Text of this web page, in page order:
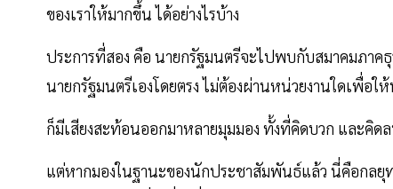
ของเราให้มากขึ้น ได้อย่างไรบ้าง
ประการที่สอง คือ นายกรัฐมนตรีจะไปพบกับสมาคมภาค
นายกรัฐมนตรีเองโดยตรง ไม่ต้องผ่านหน่วยงานใดเพื่อ
ก็มีเสียงสะท้อนออกมาหลายมุมมอง ทั้งที่คิดบวก และคิด
แต่หากมองในฐานะของนักประชาสัมพันธ์แล้ว นี่คือกล